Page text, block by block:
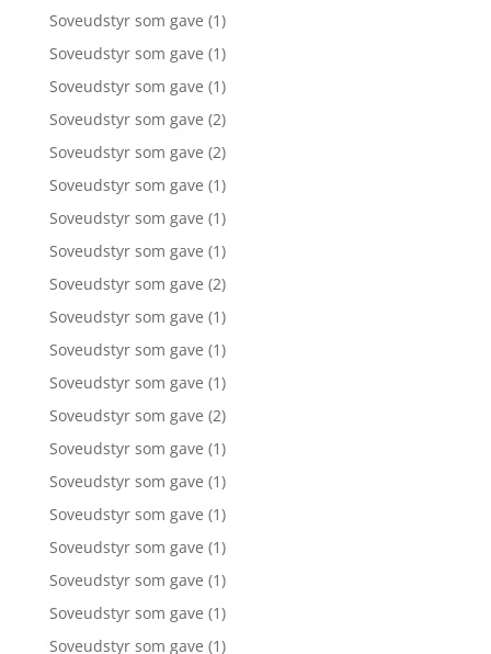
Soveudstyr som gave (1)
Soveudstyr som gave (1)
Soveudstyr som gave (1)
Soveudstyr som gave (2)
Soveudstyr som gave (2)
Soveudstyr som gave (1)
Soveudstyr som gave (1)
Soveudstyr som gave (1)
Soveudstyr som gave (2)
Soveudstyr som gave (1)
Soveudstyr som gave (1)
Soveudstyr som gave (1)
Soveudstyr som gave (2)
Soveudstyr som gave (1)
Soveudstyr som gave (1)
Soveudstyr som gave (1)
Soveudstyr som gave (1)
Soveudstyr som gave (1)
Soveudstyr som gave (1)
Soveudstyr som gave (1)